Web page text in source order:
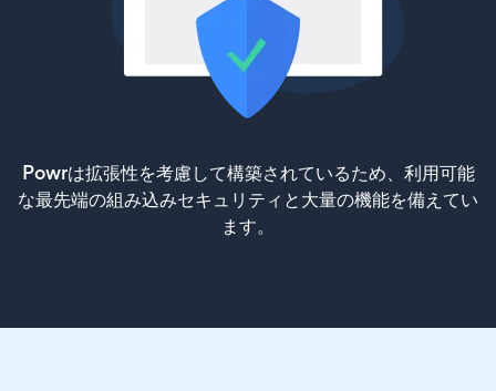
Powrは拡張性を考慮して構築されているため、利用可能
な最先端の組み込みセキュリティと大量の機能を備えてい
ます。